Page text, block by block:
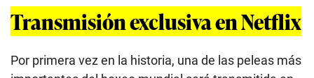
Transmisión exclusiva en Netflix
Por primera vez en la historia, una de las peleas más